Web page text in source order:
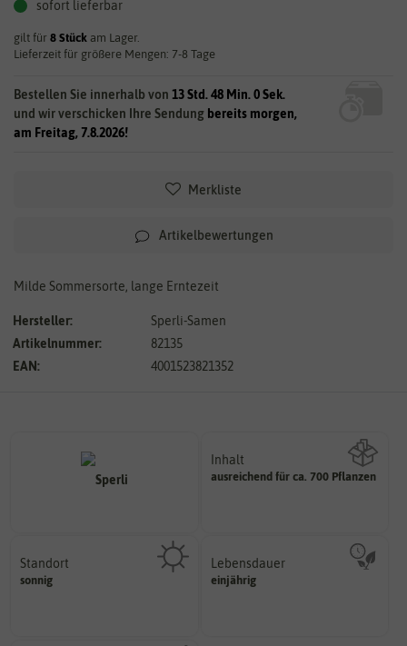
sofort lieferbar
gilt für 8 Stück am Lager.
Lieferzeit für größere Mengen: 7-8 Tage
Bestellen Sie innerhalb von 13 Std. 47 Min. 59 Sek.
und wir verschicken Ihre Sendung bereits morgen,
am Freitag, 7.8.2026!
Merkliste
Artikelbewertungen
Milde Sommersorte, lange Erntezeit
Hersteller:
Sperli-Samen
Artikelnummer:
82135
EAN:
4001523821352
Inhalt
ausreichend für ca. 700 Pflanzen
Wie viel ist enthalten
Standort
sonnig
Pflanze? (schattig, halbschattig,
sonnig, vollsonnig)
Lebensdauer
einjährig
einjährig, zweijährig oder
mehrjährig.